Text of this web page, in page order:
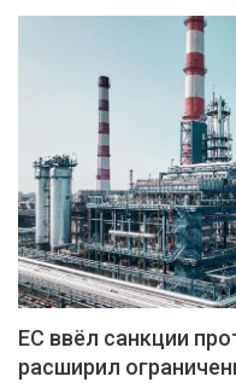
ЕС ввёл санкции
расширил